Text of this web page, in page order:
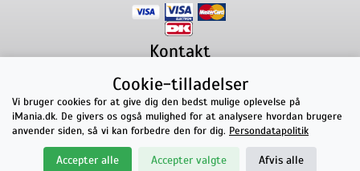
Kontakt
Lillevorde Kær 29280 Storvorde
CVR nummer: 33182805 | E-mail: kontakt@imania.dk
Telefon:+45 23618990
Topkarakter hos kunderne!
på Facebook
Cookie-tilladelser
Vi bruger cookies for at give dig den bedst mulige oplevelse på
iMania.dk. De givers os også mulighed for at analysere hvordan brugere
anvender siden, så vi kan forbedre den for dig. Persondatapolitik
Accepter alle Accepter valgte Afvis alle